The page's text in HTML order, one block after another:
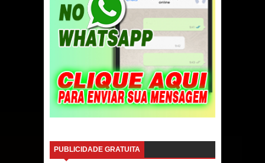
PUBLICIDADE GRATUITA